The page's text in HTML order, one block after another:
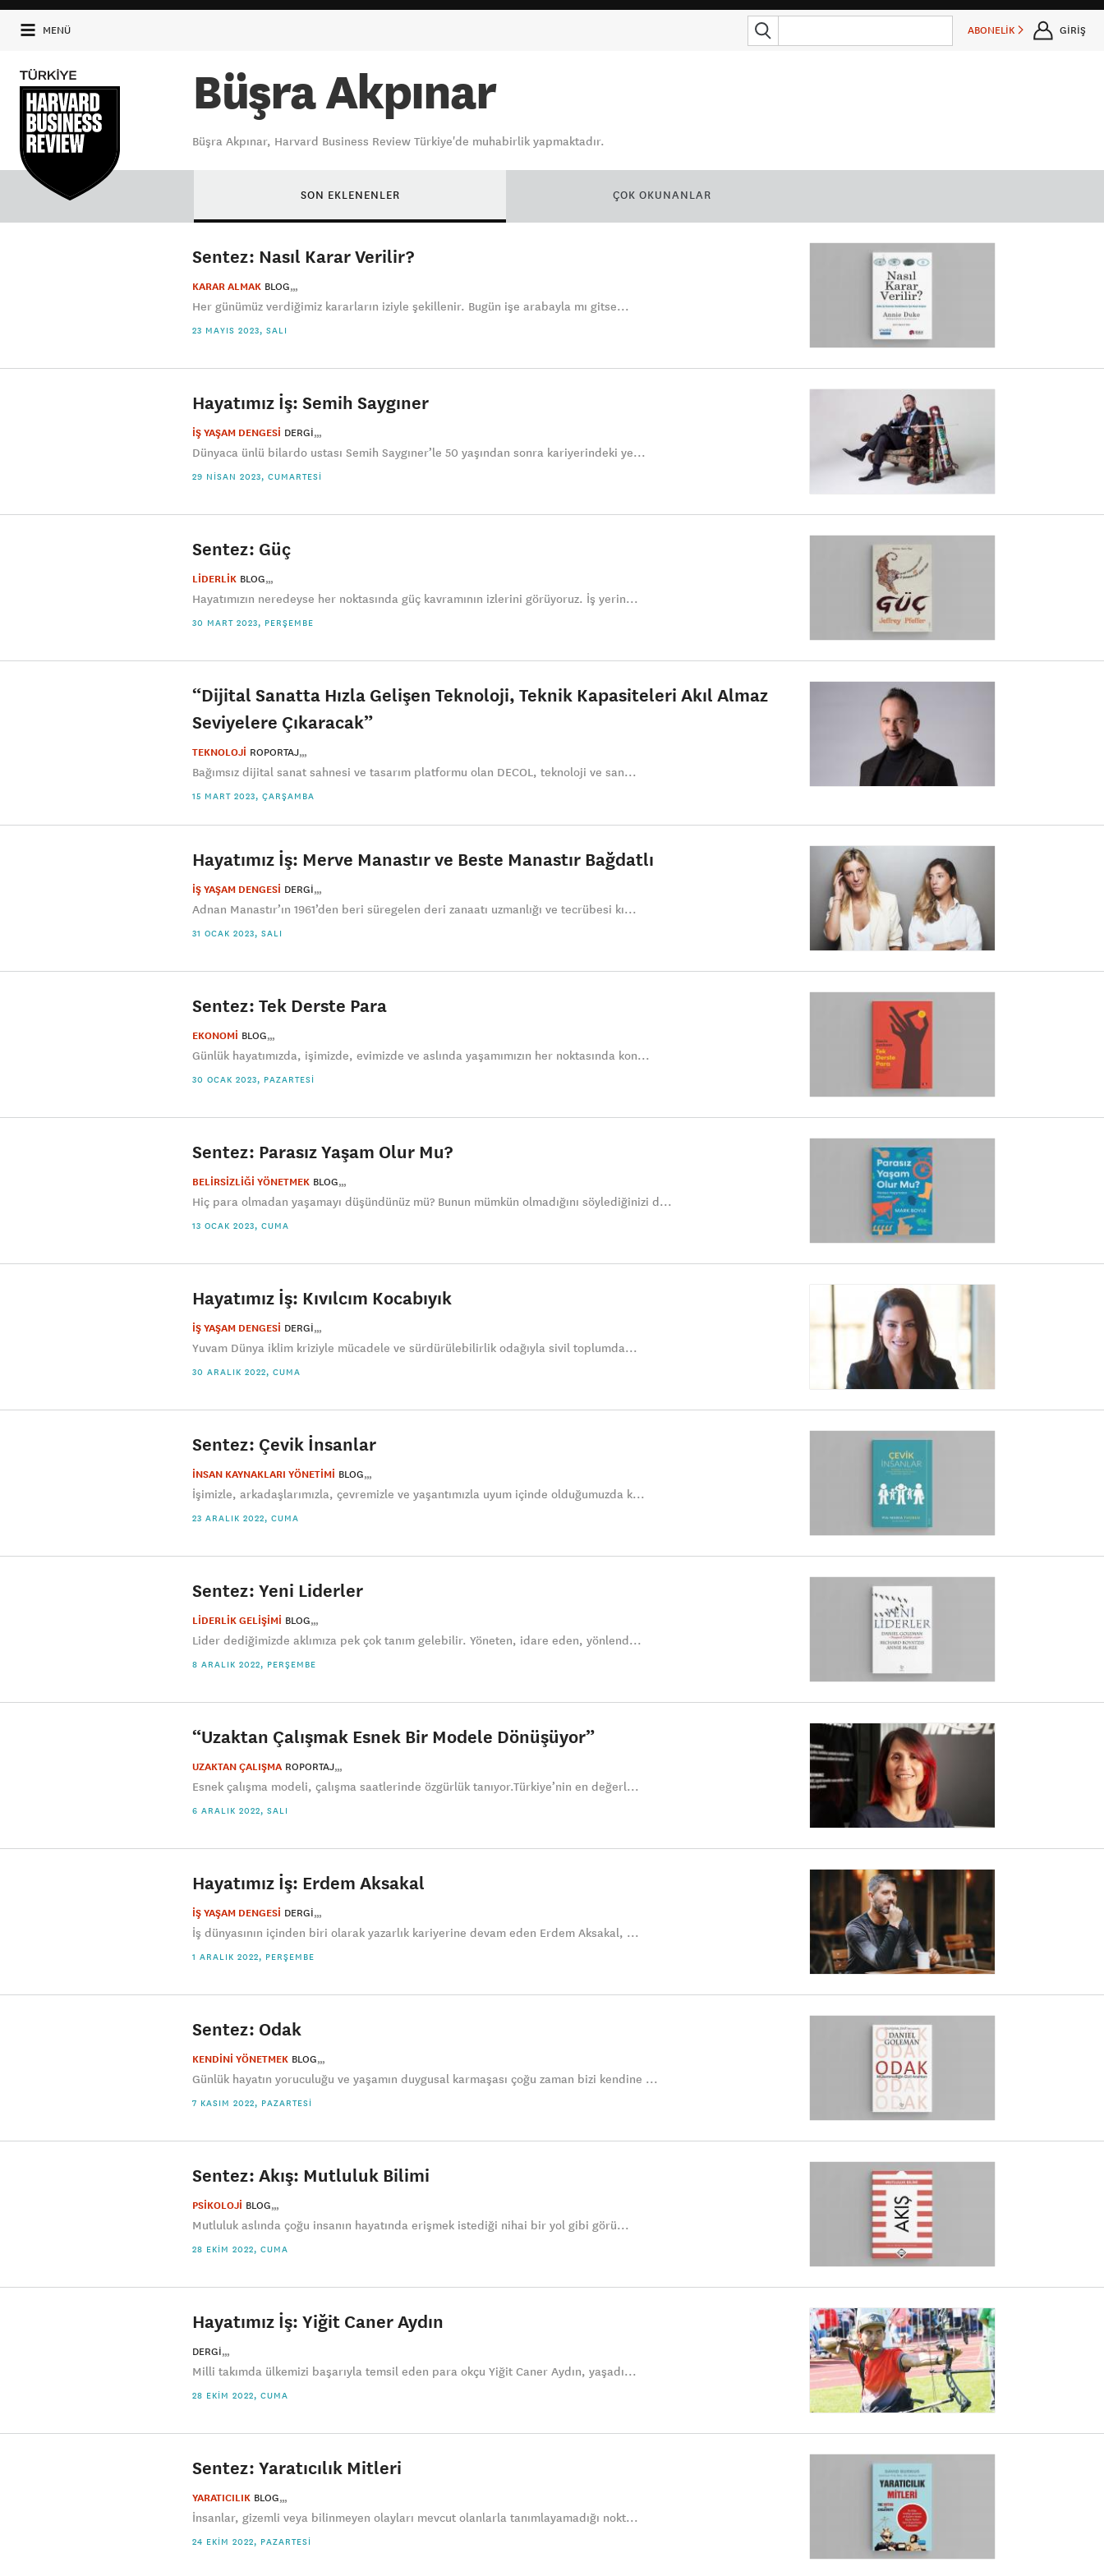
MENÜ ABONELİK GİRİŞ
Büşra Akpınar
Büşra Akpınar, Harvard Business Review Türkiye'de muhabirlik yapmaktadır.
SON EKLENENLER ÇOK OKUNANLAR
Sentez: Nasıl Karar Verilir?
KARAR ALMAK BLOG
Her günümüz verdiğimiz kararların iziyle şekillenir. Bugün işe arabayla mı gitse...
23 MAYIS 2023, SALI
Hayatımız İş: Semih Saygıner
İŞ YAŞAM DENGESİ DERGI
Dünyaca ünlü bilardo ustası Semih Saygıner’le 50 yaşından sonra kariyerindeki ye...
29 NISAN 2023, CUMARTESI
Sentez: Güç
LİDERLİK BLOG
Hayatımızın neredeyse her noktasında güç kavramının izlerini görüyoruz. İş yerin...
30 MART 2023, PERŞEMBE
“Dijital Sanatta Hızla Gelişen Teknoloji, Teknik Kapasiteleri Akıl Almaz
Seviyelere Çıkaracak”
TEKNOLOJİ ROPORTAJ
Bağımsız dijital sanat sahnesi ve tasarım platformu olan DECOL, teknoloji ve san...
15 MART 2023, ÇARŞAMBA
Hayatımız İş: Merve Manastır ve Beste Manastır Bağdatlı
İŞ YAŞAM DENGESİ DERGI
Adnan Manastır’ın 1961’den beri süregelen deri zanaatı uzmanlığı ve tecrübesi kı...
31 OCAK 2023, SALI
Sentez: Tek Derste Para
EKONOMİ BLOG
Günlük hayatımızda, işimizde, evimizde ve aslında yaşamımızın her noktasında kon...
30 OCAK 2023, PAZARTESI
Sentez: Parasız Yaşam Olur Mu?
BELİRSİZLİĞİ YÖNETMEK BLOG
Hiç para olmadan yaşamayı düşündünüz mü? Bunun mümkün olmadığını söylediğinizi d...
13 OCAK 2023, CUMA
Hayatımız İş: Kıvılcım Kocabıyık
İŞ YAŞAM DENGESİ DERGI
Yuvam Dünya iklim kriziyle mücadele ve sürdürülebilirlik odağıyla sivil toplumda...
30 ARALIK 2022, CUMA
Sentez: Çevik İnsanlar
İNSAN KAYNAKLARI YÖNETİMİ BLOG
İşimizle, arkadaşlarımızla, çevremizle ve yaşantımızla uyum içinde olduğumuzda k...
23 ARALIK 2022, CUMA
Sentez: Yeni Liderler
LİDERLİK GELİŞİMİ BLOG
Lider dediğimizde aklımıza pek çok tanım gelebilir. Yöneten, idare eden, yönlend...
8 ARALIK 2022, PERŞEMBE
“Uzaktan Çalışmak Esnek Bir Modele Dönüşüyor”
UZAKTAN ÇALIŞMA ROPORTAJ
Esnek çalışma modeli, çalışma saatlerinde özgürlük tanıyor.Türkiye’nin en değerl...
6 ARALIK 2022, SALI
Hayatımız İş: Erdem Aksakal
İŞ YAŞAM DENGESİ DERGI
İş dünyasının içinden biri olarak yazarlık kariyerine devam eden Erdem Aksakal, ...
1 ARALIK 2022, PERŞEMBE
Sentez: Odak
KENDİNİ YÖNETMEK BLOG
Günlük hayatın yoruculuğu ve yaşamın duygusal karmaşası çoğu zaman bizi kendine ...
7 KASIM 2022, PAZARTESI
Sentez: Akış: Mutluluk Bilimi
PSİKOLOJİ BLOG
Mutluluk aslında çoğu insanın hayatında erişmek istediği nihai bir yol gibi görü...
28 EKIM 2022, CUMA
Hayatımız İş: Yiğit Caner Aydın
DERGI
Milli takımda ülkemizi başarıyla temsil eden para okçu Yiğit Caner Aydın, yaşadı...
28 EKIM 2022, CUMA
Sentez: Yaratıcılık Mitleri
YARATICILIK BLOG
İnsanlar, gizemli veya bilinmeyen olayları mevcut olanlarla tanımlayamadığı nokt...
24 EKIM 2022, PAZARTESI